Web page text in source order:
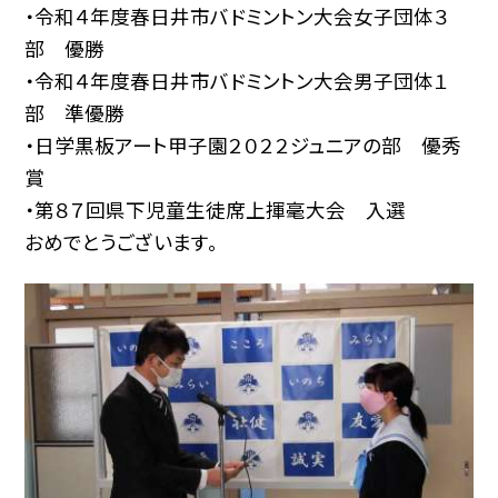
・令和４年度春日井市バドミントン大会女子団体３
部 優勝
・令和４年度春日井市バドミントン大会男子団体１
部 準優勝
・日学黒板アート甲子園２０２２ジュニアの部 優秀
賞
・第８７回県下児童生徒席上揮毫大会 入選
おめでとうございます。